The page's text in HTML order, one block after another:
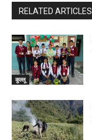
RELATED ARTICLES
कुल्लू